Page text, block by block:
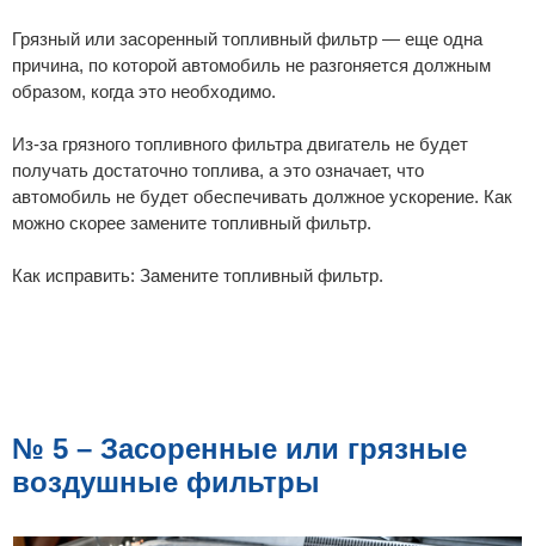
Грязный или засоренный топливный фильтр — еще одна
причина, по которой автомобиль не разгоняется должным
образом, когда это необходимо.
Из-за грязного топливного фильтра двигатель не будет
получать достаточно топлива, а это означает, что
автомобиль не будет обеспечивать должное ускорение. Как
можно скорее замените топливный фильтр.
Как исправить: Замените топливный фильтр.
№ 5 – Засоренные или грязные
воздушные фильтры